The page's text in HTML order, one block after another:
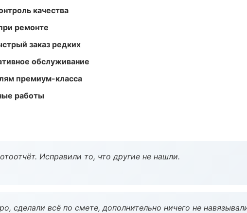
качества
ремонте
заказ редких
обслуживание
премиум-класса
работы
Исправили то, что другие не нашли.
сделали всё по смете, дополнительно ничего не